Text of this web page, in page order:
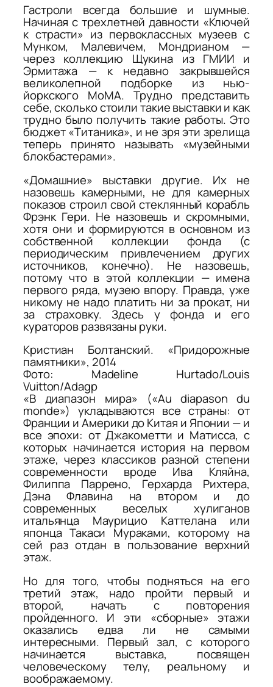
Гастроли всегда большие и шумные.
Начиная с трехлетней давности «Ключей
к страсти» из первоклассных музеев с
Мунком, Малевичем, Мондрианом —
через коллекцию Щукина из ГМИИ и
Эрмитажа — к недавно закрывшейся
великолепной подборке из нью-
йоркского МоМА. Трудно представить
себе, сколько стоили такие выставки и как
трудно было получить такие работы. Это
бюджет «Титаника», и не зря эти зрелища
теперь принято называть «музейными
блокбастерами».
«Домашние» выставки другие. Их не
назовешь камерными, не для камерных
показов строил свой стеклянный корабль
Фрэнк Гери. Не назовешь и скромными,
хотя они и формируются в основном из
собственной коллекции фонда (с
периодическим привлечением других
источников, конечно). Не назовешь,
потому что в этой коллекции — имена
первого ряда, музею впору. Правда, уже
никому не надо платить ни за прокат, ни
за страховку. Здесь у фонда и его
кураторов развязаны руки.
Кристиан Болтанский. «Придорожные
памятники», 2014
Фото: Madeline Hurtado/Louis
Vuitton/Adagp
«В диапазон мира» («Au diapason du
monde») укладываются все страны: от
Франции и Америки до Китая и Японии — и
все эпохи: от Джакометти и Матисса, с
которых начинается история на первом
этаже, через классиков разной степени
современности вроде Ива Кляйна,
Филиппа Паррено, Герхарда Рихтера,
Дэна Флавина на втором и до
современных веселых хулиганов
итальянца Маурицио Каттелана или
японца Такаси Мураками, которому на
сей раз отдан в пользование верхний
этаж.
Но для того, чтобы подняться на его
третий этаж, надо пройти первый и
второй, начать с повторения
пройденного. И эти «сборные» этажи
оказались едва ли не самыми
интересными. Первый зал, с которого
начинается выставка, посвящен
человеческому телу, реальному и
воображаемому.